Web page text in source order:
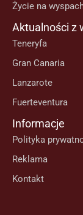
Życie na
Aktualności z
Teneryfa
Gran Canaria
Lanzarote
Fuerteventura
Informacje
Polityka
Reklama
Kontakt